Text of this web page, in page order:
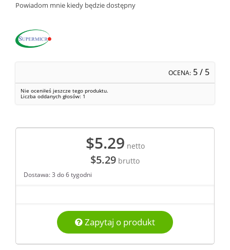
Powiadom mnie kiedy będzie dostępny
OCENA: 5/ 5
Nie oceniłeś jeszcze tego produktu.
Liczba oddanych głosów: 1
$5.29 netto
$5.29 brutto
Dostawa: 3 do 6 tygodni
Zapytaj o produkt